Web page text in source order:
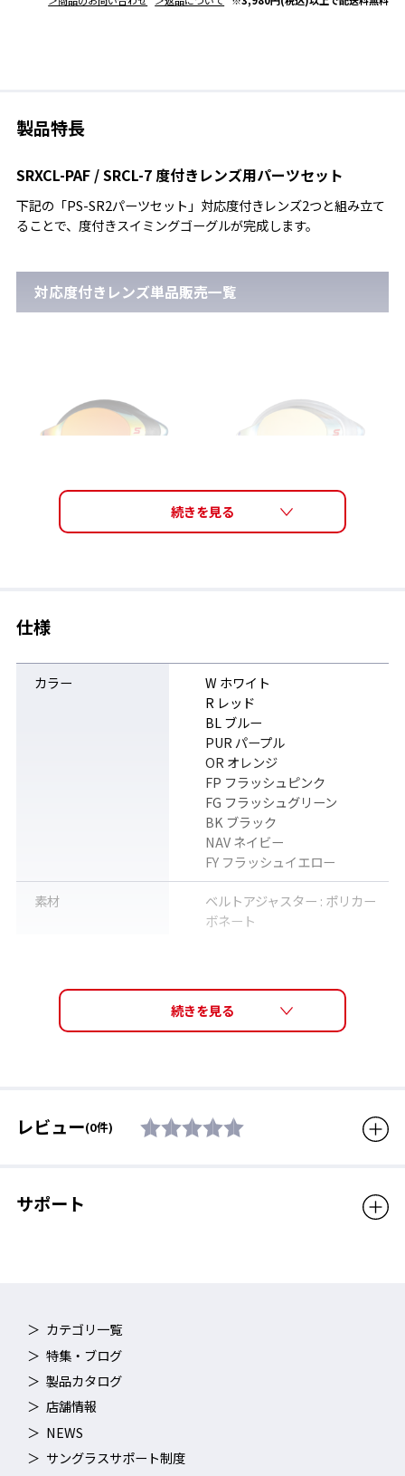
製品特長
SRXCL-PAF / SRCL-7 度付きレンズ用パーツセット
下記の「PS-SR2パーツセット」対応度付きレンズ2つと組み立て
ることで、度付きスイミングゴーグルが完成します。
対応度付きレンズ単品販売一覧
SRXCL-NPAF CLA
SRCL-7M EMSK
SRCL-7N SMK
仕様
カラー
W ホワイト
R レッド
BL ブルー
PUR パープル
OR オレンジ
FP フラッシュピンク
FG フラッシュグリーン
BK ブラック
NAV ネイビー
FY フラッシュイエロー
素材
ベルトアジャスター : ポリカー
ボネート
対応モデル
SRXCLレンズ
生産国 日本
便・メール便等での郵送は承
レビュー(0件)
サポート
カテゴリ一覧
特集・ブログ
製品カタログ
店舗情報
NEWS
サングラスサポート制度